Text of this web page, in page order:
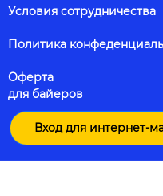
Условия сотрудничества
Политика
Оферта
для байеров
Вход для интернет-